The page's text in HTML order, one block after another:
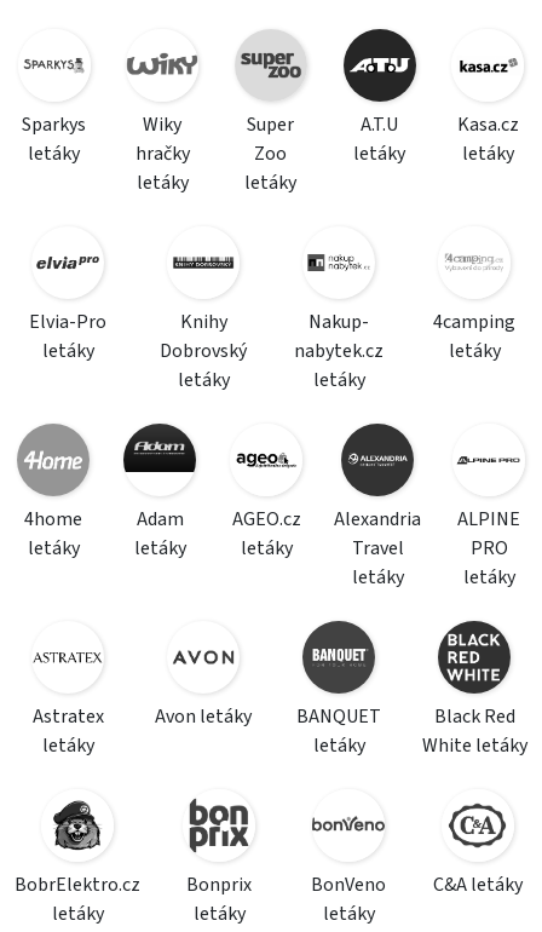
Sparkys
letáky
Wiky
hračky
letáky
Super
Zoo
letáky
A.T.U
letáky
Kasa.cz
letáky
Elvia-Pro
letáky
Knihy
Dobrovský
letáky
Nakup-
nabytek.cz
letáky
4camping
letáky
4home
letáky
Adam
letáky
AGEO.cz
letáky
Alexandria
Travel
letáky
ALPINE
PRO
letáky
Astratex
letáky
Avon letáky
BANQUET
letáky
Black Red
White letáky
BobrElektro.cz
letáky
Bonprix
letáky
BonVeno
letáky
C&A letáky